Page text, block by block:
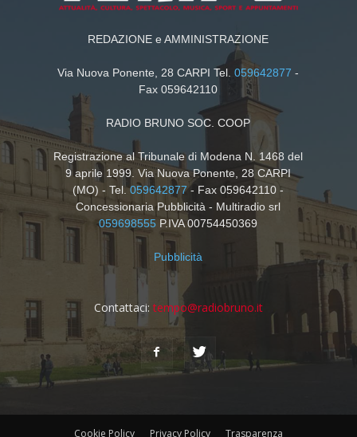
REDAZIONE e AMMINISTRAZIONE
Via Nuova Ponente, 28 CARPI Tel.059642877 -
Fax 059642110
RADIO BRUNO SOC. COOP
Registrazione al Tribunale di Modena N. 1468 del
9 aprile 1999. Via Nuova Ponente, 28 CARPI
(MO) - Tel.059642877- Fax 059642110 -
Concessionaria Pubblicità - Multiradio srl
059698555 P.IVA 00754450369
Pubblicità
Contattaci: tempo@radiobruno.it
Cookie Policy Privacy Policy Trasparenza